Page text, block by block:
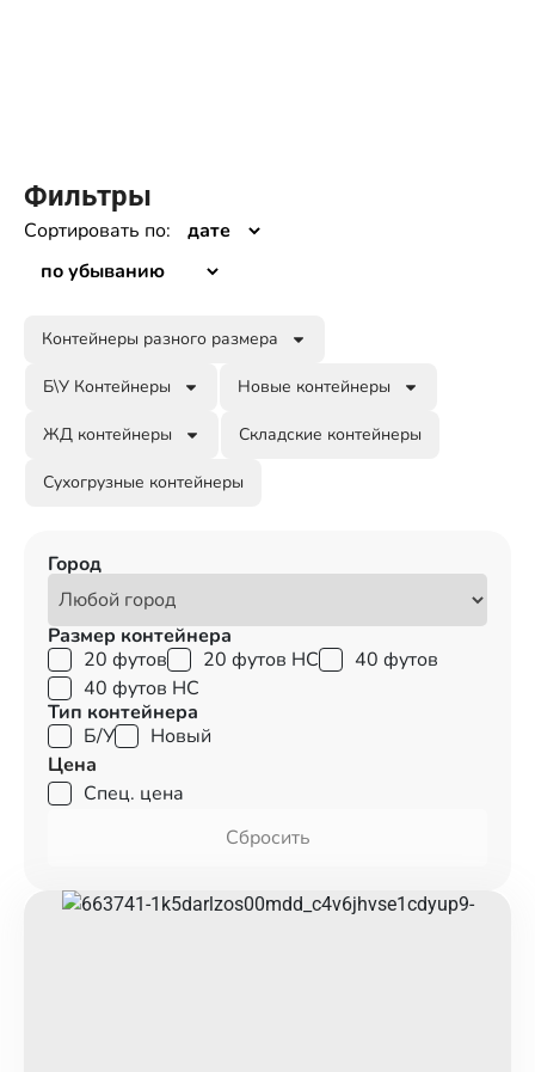
Фильтры
Сортировать по:
Контейнеры разного размера
Б\У Контейнеры Новые контейнеры
ЖД контейнеры Складские контейнеры
Сухогрузные контейнеры
Город
Размер контейнера
20 футов
20 футов HC
40 футов
40 футов HC
Тип контейнера
Б/У
Новый
Цена
Спец. цена
Сбросить